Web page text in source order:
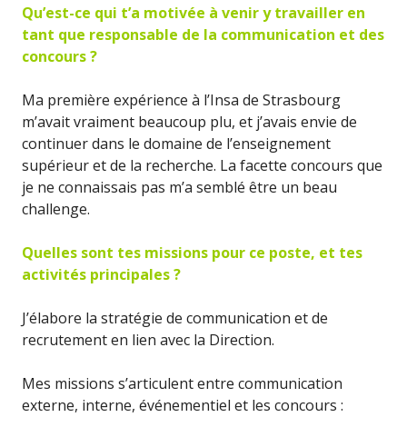
Qu’est-ce qui t’a motivée à venir y travailler en
tant que responsable de la communication et des
concours ?
Ma première expérience à l’Insa de Strasbourg
m’avait vraiment beaucoup plu, et j’avais envie de
continuer dans le domaine de l’enseignement
supérieur et de la recherche. La facette concours que
je ne connaissais pas m’a semblé être un beau
challenge.
Quelles sont tes missions pour ce poste, et tes
activités principales ?
J’élabore la stratégie de communication et de
recrutement en lien avec la Direction.
Mes missions s’articulent entre communication
externe, interne, événementiel et les concours :